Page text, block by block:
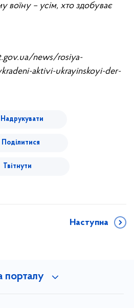
– усім, хто здобуває
news/rosiya-
aktivi-ukrayinskoyi-der-
Надрукувати
Поділитися
Твітнути
Наступна
порталу